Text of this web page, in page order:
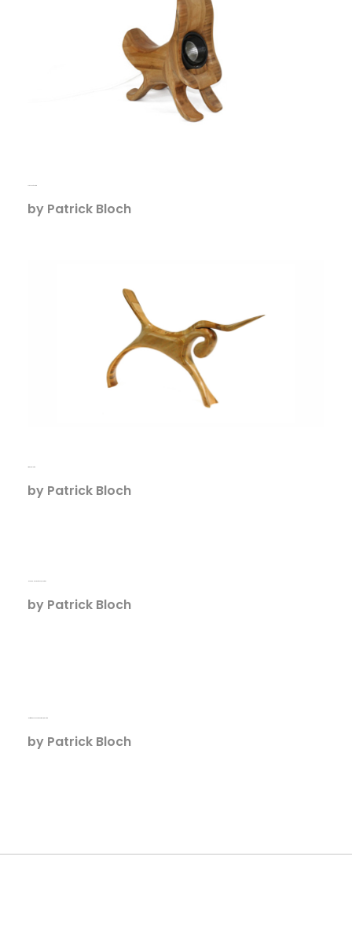
by Patrick Bloch
by Patrick Bloch
by Patrick Bloch
by Patrick Bloch